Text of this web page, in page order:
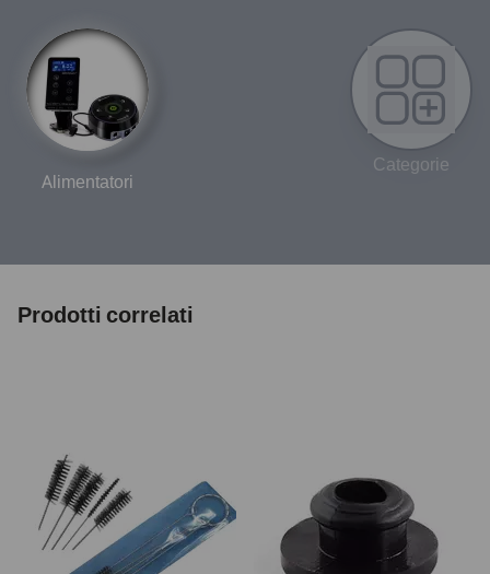
Alimentatori
Categorie
Prodotti correlati